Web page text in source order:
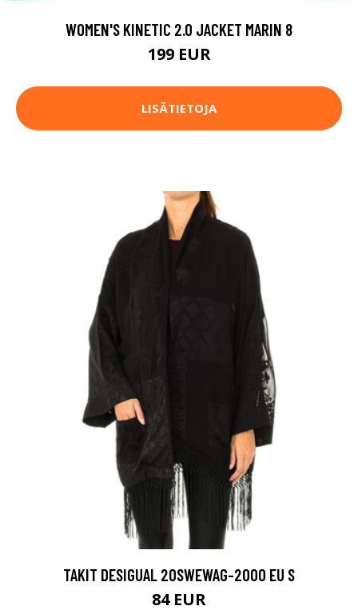
WOMEN'S KINETIC 2.0 JACKET MARIN 8
199 EUR
LISÄTIETOJA
TAKIT DESIGUAL 20SWEWAG-2000 EU S
84 EUR